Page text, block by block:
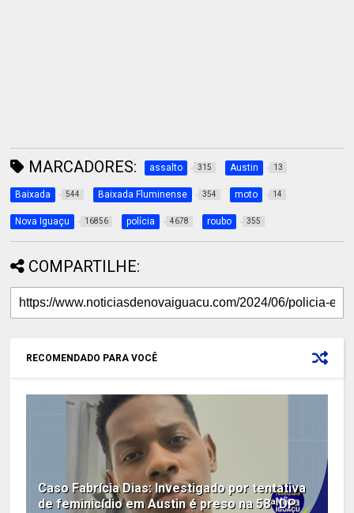
MARCADORES: assalto 315 Austin 13
Baixada 544 Baixada Fluminense 354 moto 14
Nova Iguaçu 16856 polícia 4678 roubo 355
COMPARTILHE:
RECOMENDADO PARA VOCÊ
Caso Fabrícia Dias: Investigado por tentativa
de feminicídio em Austin é preso na 58ª DP